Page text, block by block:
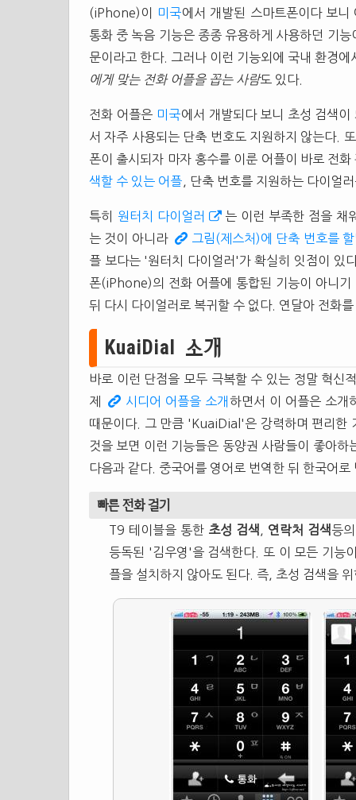
(iPhone)이
미국에서 개발된 스마트폰이다 보
통화 중 녹음 기능은 종종 유용하게 사용하던 기
문이라고 한다. 그러나 이런 기능외에 국내 환경
에게 맞는 전화 어플을 꼽는 사람도 있다.
전화 어플은 미국에서 개발되다 보니 초성 검색
서 자주 사용되는 단축 번호도 지원하지 않는다.
폰이 출시되자 마자 홍수를 이룬 어플이 바로 전
색할 수 있는 어플 , 단축 번호를 지원하는 다이얼
특히 원터치 다이얼러
는 이런 부족한 점을 채
는 것이 아니라
그림(제스처)에 단축 번호를
플 보다는 '원터치 다이얼러'가 확실히 잇점이 있
폰(iPhone)의 전화 어플에 통합된 기능이 아니
뒤 다시 다이얼러로 복귀할 수 없다. 연달아 전화
KuaiDial 소개
바로 이런 단점을 모두 극복할 수 있는 정말 혁신
제
시디어 어플을 소개 하면서 이 어플은 소개
때문이다. 그 만큼 'KuaiDial'은 강력하며 편리한
것을 보면 이런 기능들은 동양권 사람들이 좋아
다음과 같다. 중국어를 영어로 번역한 뒤 한국어
빠른 전화 걸기
T9 테이블을 통한 초성 검색 연락처 검색등
등독된 '김우영'을 검색한다. 또 이 모든 기능
플을 설치하지 않아도 된다. 즉, 초성 검색을